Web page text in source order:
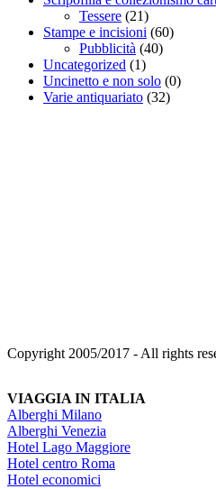
Tessere (21)
Stampe e incisioni (60)
Pubblicità (40)
Uncategorized (1)
Uncinetto e non solo (0)
Varie antiquariato (32)
Copyright 2005/2017 - All rights
VIAGGIA IN ITALIA
Alberghi Milano
Alberghi Venezia
Hotel Lago Maggiore
Hotel centro Roma
Hotel economici